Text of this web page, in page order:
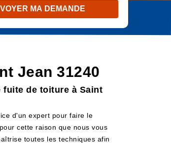
Jean 31240
fuite de toiture à Saint
d'un expert pour faire le
cette raison que nous vous
toutes les techniques afin